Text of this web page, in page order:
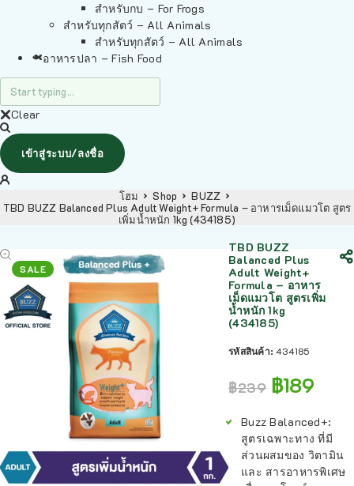
สำหรับกบ – For Frogs
สำหรับทุกสัตว์ – All Animals
สำหรับทุกสัตว์ – All Animals
อาหารปลา – Fish Food
Clear
เข้าสู่ระบบ/ลงชื่อ
โฮม Shop
BUZZ
TBD BUZZ Balanced Plus Adult Weight+ Formula – อาหารเม็ดแมวโต สูตร
เพิ่มน้ำหนัก 1kg (434185)
SALE
TBD BUZZ
Balanced Plus
Adult Weight+
Formula – อาหาร
เม็ดแมวโต สูตรเพิ่ม
น้ำหนัก 1kg
(434185)
รหัสสินค้า:434185
฿239 ฿189
Buzz Balanced+:
สูตรเฉพาะทาง ที่มี
ส่วนผสมของ วิตามิน
และ สารอาหารพิเศษ